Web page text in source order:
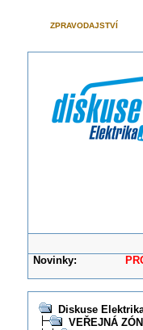
ZPRAVODAJSTVÍ
Novinky: PROSÍME
Diskuse
VEŘEJNÁ